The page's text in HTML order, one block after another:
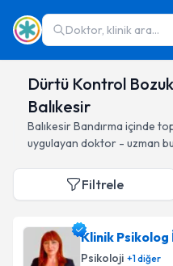
Doktor, klinik ara...
Dürtü Kontrol
Balıkesir
BalıkesirBandırma içinde
uygulayan doktor - uzman
Filtrele
Klinik Psikolog
Psikoloji +1diğer